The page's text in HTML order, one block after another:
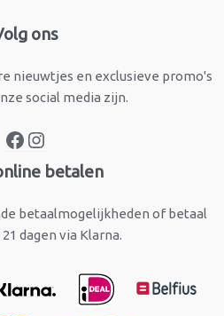
ons
nieuwtjes en exclusieve promo's
social media zijn.
Facebook
betalen
betaalmogelijkheden of betaal
dagen via Klarna.